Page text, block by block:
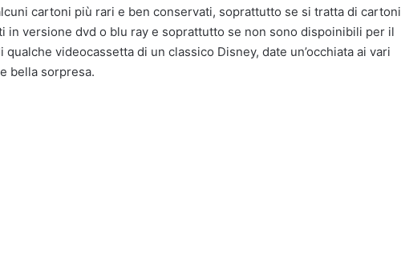
cartoni più rari e ben conservati, soprattutto se si tratta di cartoni
in versione dvd o blu ray e soprattutto se non sono dispoinibili per il
videocassetta di un classico Disney, date un’occhiata ai vari
bella sorpresa.